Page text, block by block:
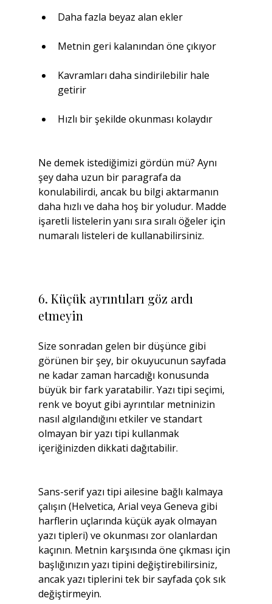
Daha fazla beyaz alan ekler
Metnin geri kalanından öne çıkıyor
Kavramları daha sindirilebilir hale
getirir
Hızlı bir şekilde okunması kolaydır
Ne demek istediğimizi gördün mü? Aynı
şey daha uzun bir paragrafa da
konulabilirdi, ancak bu bilgi aktarmanın
daha hızlı ve daha hoş bir yoludur. Madde
işaretli listelerin yanı sıra sıralı öğeler için
numaralı listeleri de kullanabilirsiniz.
6. Küçük ayrıntıları göz ardı
etmeyin
Size sonradan gelen bir düşünce gibi
görünen bir şey, bir okuyucunun sayfada
ne kadar zaman harcadığı konusunda
büyük bir fark yaratabilir. Yazı tipi seçimi,
renk ve boyut gibi ayrıntılar metninizin
nasıl algılandığını etkiler ve standart
olmayan bir yazı tipi kullanmak
içeriğinizden dikkati dağıtabilir.
Sans-serif yazı tipi ailesine bağlı kalmaya
çalışın (Helvetica, Arial veya Geneva gibi
harflerin uçlarında küçük ayak olmayan
yazı tipleri) ve okunması zor olanlardan
kaçının. Metnin karşısında öne çıkması için
başlığınızın yazı tipini değiştirebilirsiniz,
ancak yazı tiplerini tek bir sayfada çok sık
değiştirmeyin.